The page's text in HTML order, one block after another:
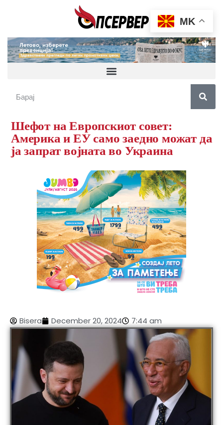
Шефот на Европскиот совет:
Америка и ЕУ само заедно можат да
ја запрат војната во Украина
Bisera December 20, 2024 7:44 am
MK